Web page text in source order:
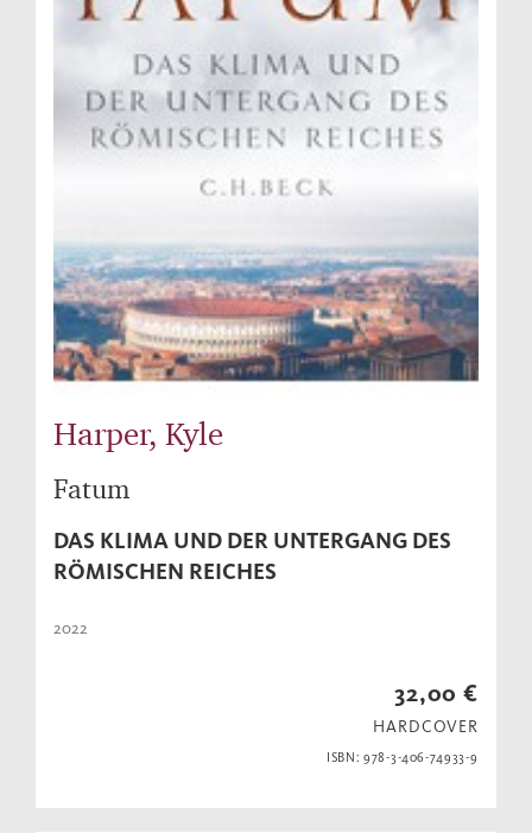
Harper, Kyle
Fatum
DAS KLIMA UND DER UNTERGANG DES
RÖMISCHEN REICHES
2022
32,00 €
HARDCOVER
ISBN: 978-3-406-74933-9